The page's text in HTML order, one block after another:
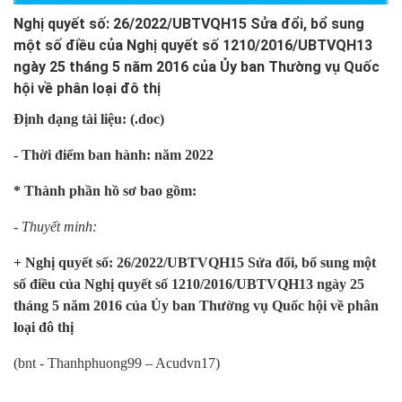
Nghị quyết số: 26/2022/UBTVQH15 Sửa đổi, bổ sung
một số điều của Nghị quyết số 1210/2016/UBTVQH13
ngày 25 tháng 5 năm 2016 của Ủy ban Thường vụ Quốc
hội về phân loại đô thị
Định dạng tài liệu: (.doc)
- Thời điểm ban hành: năm 2022
* Thành phần hồ sơ bao gồm:
- Thuyết minh:
+ Nghị quyết số: 26/2022/UBTVQH15 Sửa đổi, bổ sung một
số điều của Nghị quyết số 1210/2016/UBTVQH13 ngày 25
tháng 5 năm 2016 của Ủy ban Thường vụ Quốc hội về phân
loại đô thị
(bnt - Thanhphuong99 – Acudvn17)